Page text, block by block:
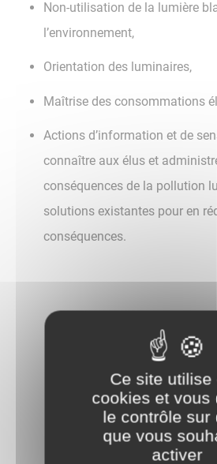
Non-utilisation de la lumière
l’environnement,
Orientation des luminaires,
Maîtrise des consommations
Actions d’information et de
connaître aux élus et
conséquences de la pollution
solutions existantes pour en
conséquences.
Retour aux
Partagez
Ce site utilise
cookies et vous
le contrôle sur
que vous
activer